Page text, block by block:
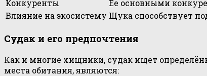
Конкуренты
Ее основными
Влияние на экосистему Щука способствует
Судак и его предпочтения
Как и многие хищники, судак ищет
места обитания, являются: